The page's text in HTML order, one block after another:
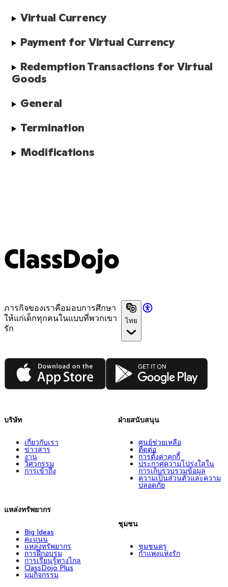
Virtual Currency
Payment for Virtual Currency
Redemption Transactions for Virtual
Goods
General
Termination
Modifications
ClassDojo
ภารกิจของเราคือมอบการศึกษา
ให้แก่เด็กทุกคนในแบบที่พวกเขา
รัก
ไทย
App Store Google Play
บริษัท
เกี่ยวกับเรา
ข่าวสาร
งาน
วิศวกรรม
การเข้าถึง
แหล่งทรัพยากร
Big Ideas
คะแนน
แหล่งทรัพยากร
การฝึกอบรม
การเรียนรู้ทางไกล
ClassDojo Plus
มุมกิจกรรม
ฝ่ายสนับสนุน
ศูนย์ช่วยเหลือ
ติดต่อ
การตั้งค่าคุกกี้
ประกาศความโปร่งใสใน
การเก็บรวบรวมข้อมูล
ความเป็นส่วนตัวและความ
ปลอดภัย
ชุมชน
ชุมชนครู
กำแพงแห่งรัก